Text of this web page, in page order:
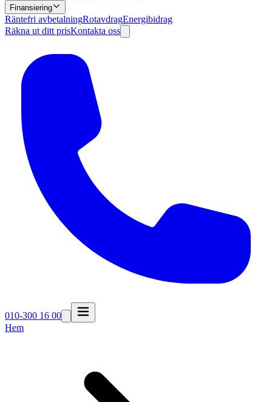
Finansiering
Räntefri avbetalningRotavdragEnergibidrag
Räkna ut ditt prisKontakta oss
010-300 16 00
Hem